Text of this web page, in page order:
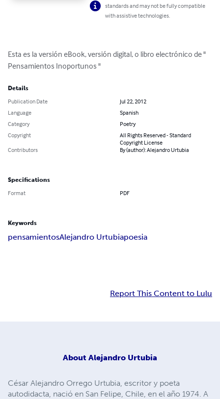
standards and may not be fully compatible
with assistive technologies.
Esta es la versión eBook, versión digital, o libro electrónico de "
Pensamientos Inoportunos "
Details
Publication Date
Jul 22, 2012
Language
Spanish
Category
Poetry
Copyright
All Rights Reserved - Standard
Copyright License
Contributors
By (author): Alejandro Urtubia
Specifications
Format PDF
Keywords
pensamientosAlejandro Urtubiapoesia
Report This Content to Lulu
About Alejandro Urtubia
César Alejandro Orrego Urtubia, escritor y poeta
autodidacta, nació en San Felipe, Chile, en el año 1974. A